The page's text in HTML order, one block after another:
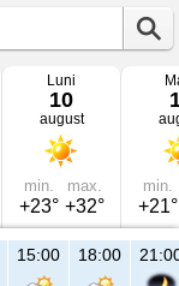
Luni
10
august
min.
+23°
max.
+32°
min.
+21°
15:00 18:00